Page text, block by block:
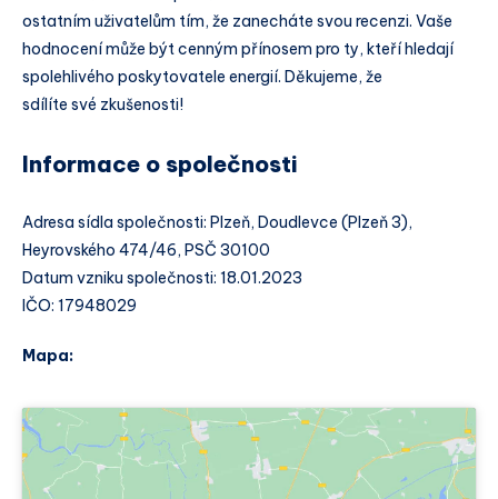
ostatním uživatelům tím, že zanecháte svou recenzi. Vaše
hodnocení může být cenným přínosem pro ty, kteří hledají
spolehlivého poskytovatele energií. Děkujeme, že
sdílíte své zkušenosti!
Informace o společnosti
Adresa sídla společnosti: Plzeň, Doudlevce (Plzeň 3),
Heyrovského 474/46, PSČ 30100
Datum vzniku společnosti: 18.01.2023
IČO: 17948029
Mapa: